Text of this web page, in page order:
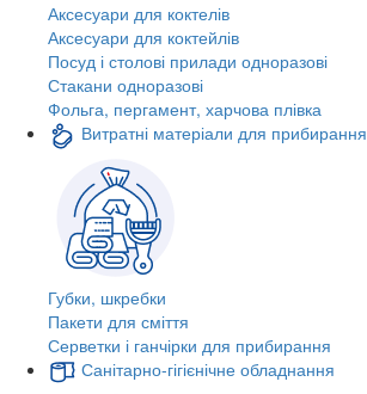
Аксесуари для коктелів
Аксесуари для коктейлів
Посуд і столові прилади одноразові
Стакани одноразові
Фольга, пергамент, харчова плівка
Витратні матеріали для прибирання
Губки, шкребки
Пакети для сміття
Серветки і ганчірки для прибирання
Санітарно-гігієнічне обладнання